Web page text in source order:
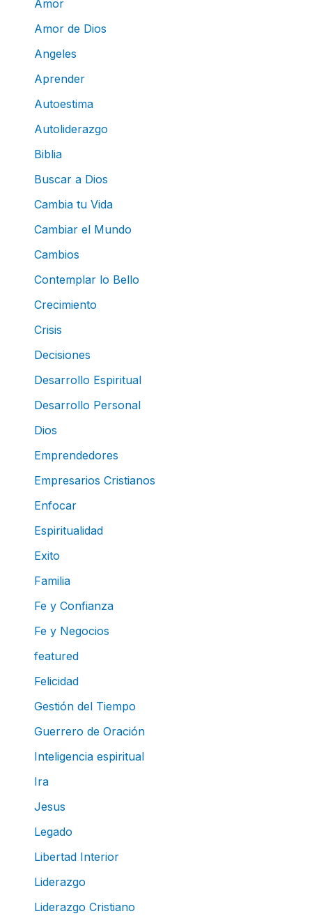
Amor
Amor de Dios
Angeles
Aprender
Autoestima
Autoliderazgo
Biblia
Buscar a Dios
Cambia tu Vida
Cambiar el Mundo
Cambios
Contemplar lo Bello
Crecimiento
Crisis
Decisiones
Desarrollo Espiritual
Desarrollo Personal
Dios
Emprendedores
Empresarios Cristianos
Enfocar
Espiritualidad
Exito
Familia
Fe y Confianza
Fe y Negocios
featured
Felicidad
Gestión del Tiempo
Guerrero de Oración
Inteligencia espiritual
Ira
Jesus
Legado
Libertad Interior
Liderazgo
Liderazgo Cristiano